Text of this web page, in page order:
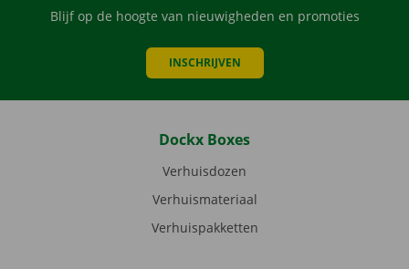
Blijf op de hoogte van nieuwigheden en promoties
INSCHRIJVEN
Dockx Boxes
Verhuisdozen
Verhuismateriaal
Verhuispakketten